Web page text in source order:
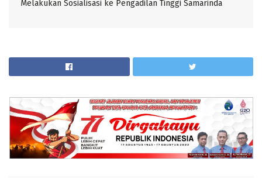
Melakukan Sosialisasi ke Pengadilan Tinggi Samarinda